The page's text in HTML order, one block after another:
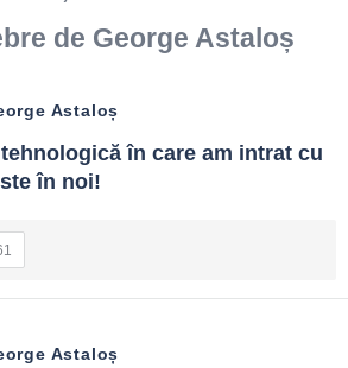
de George Astaloș
Astaloș
în care am intrat cu
în noi!
Astaloș